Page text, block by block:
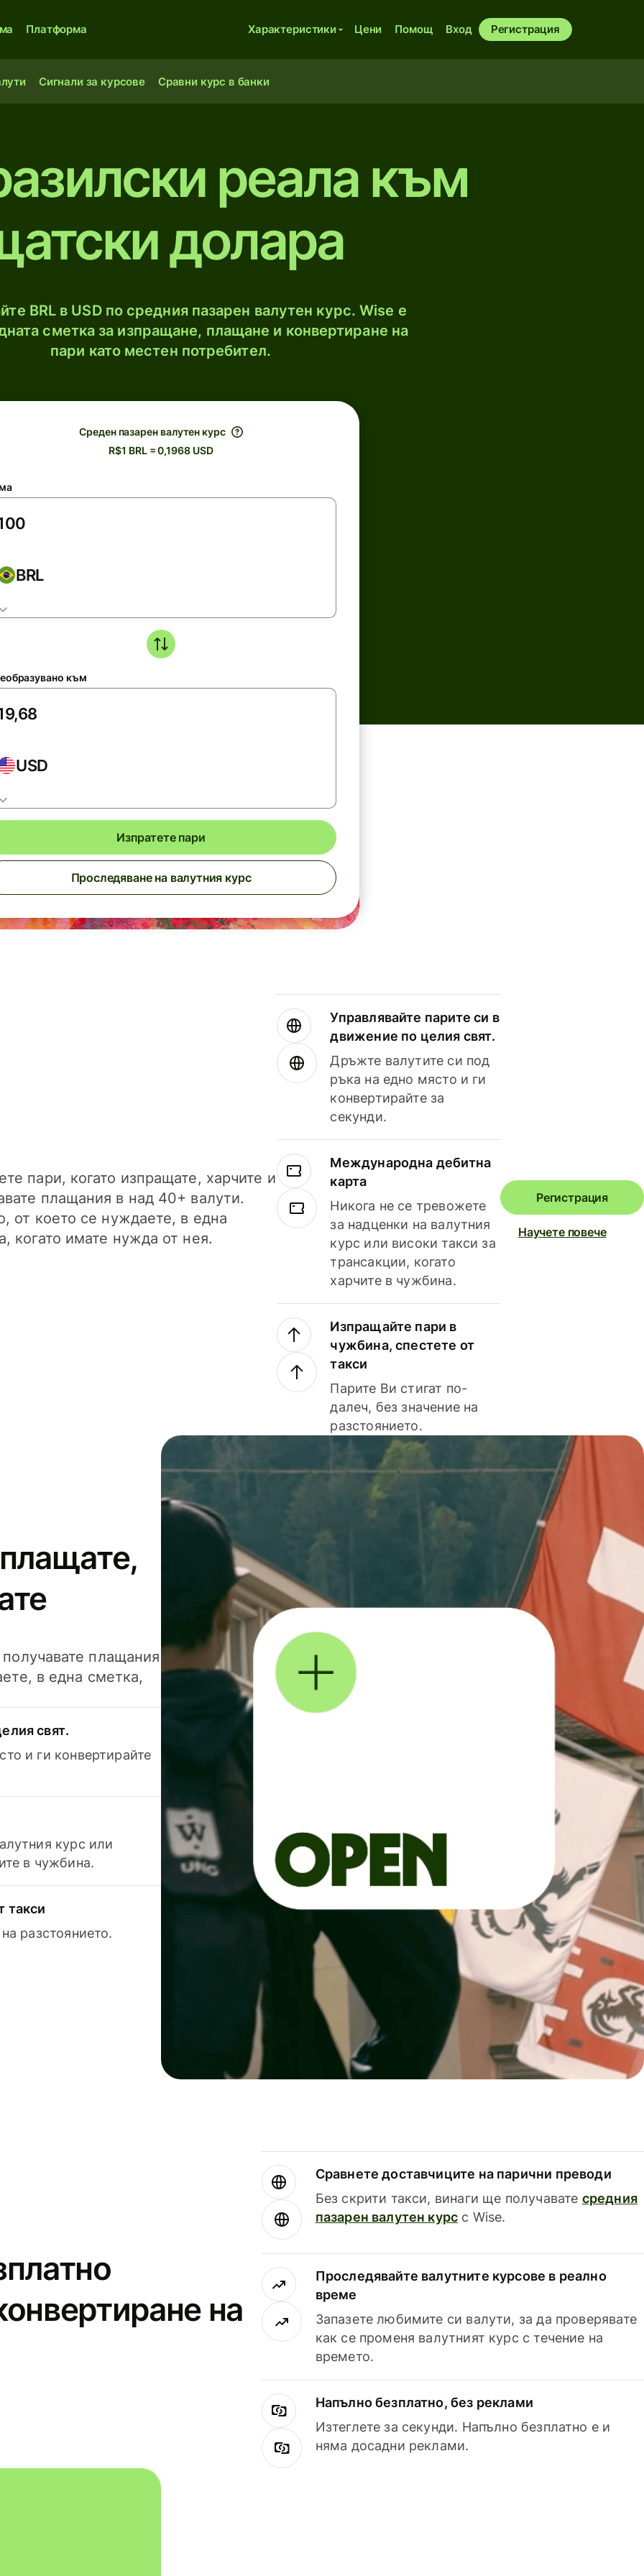
Платформа Характеристики Цени Помощ Вход Регистрация
Сигнали за курсове Сравни курс в банки
реала към
долара
BRL в USD по средния пазарен валутен курс. Wise е
сметка за изпращане, плащане и конвертиране на
пари като местен потребител.
Среден пазарен валутен курс
R$1 BRL = 0,1968 USD
BRL
към
USD
Изпратете пари
Проследяване на валутния курс
пари, когато изпращате, харчите и
плащания в над 40+ валути.
от което се нуждаете, в една
когато имате нужда от нея.
Управлявайте парите си в
движение по целия свят.
Дръжте валутите си под
ръка на едно място и ги
конвертирайте за
секунди.
Международна дебитна
карта
Никога не се тревожете
за надценки на валутния
курс или високи такси за
трансакции, когато
харчите в чужбина.
Изпращайте пари в
чужбина, спестете от
такси
Парите Ви стигат по-
далеч, без значение на
разстоянието.
Регистрация
Научете повече
плащания
в една сметка,
свят.
и ги конвертирайте
курс или
в чужбина.
такси
разстоянието.
на
Сравнете доставчиците на парични преводи
Без скрити такси, винаги ще получавате средния
пазарен валутен курс с Wise.
Проследявайте валутните курсове в реално
време
Запазете любимите си валути, за да проверявате
как се променя валутният курс с течение на
времето.
Напълно безплатно, без реклами
Изтеглете за секунди. Напълно безплатно е и
няма досадни реклами.